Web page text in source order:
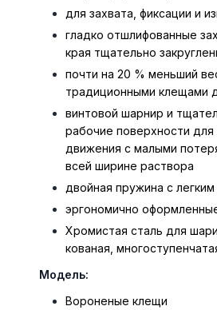
для захвата, фиксации и
гладко отшлифованные
края тщательно
почти на 20 % меньший
традиционными клещами
винтовой шарнир и
рабочие поверхности
движения с малыми
всей ширине раствора
двойная пружина с
эргономично
Хромистая сталь для
кованая,
Модель:
Вороненые клещи